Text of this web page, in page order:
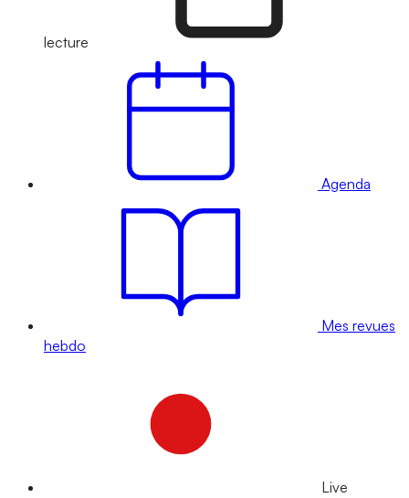
lecture
Agenda
Mes revues
hebdo
Live